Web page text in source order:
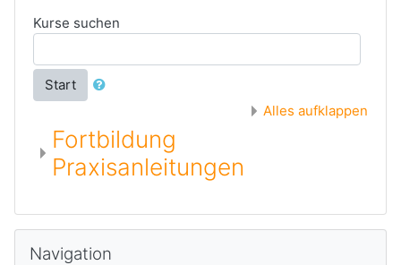
Kurse suchen
Start
Alles aufklappen
Fortbildung
Praxisanleitungen
Navigation